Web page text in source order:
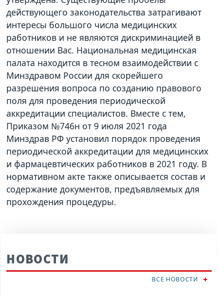
действующего законодательства затрагивают
интересы большого числа медицинских
работников и не являются дискриминацией в
отношении Вас. Национальная медицинская
палата находится в тесном взаимодействии с
Минздравом России для скорейшего
разрешения вопроса по созданию правового
поля для проведения периодической
аккредитации специалистов. Вместе с тем,
Приказом №746н от 9 июля 2021 года
Минздрав РФ установил порядок проведения
периодической аккредитации для медицинских
и фармацевтических работников в 2021 году. В
нормативном акте также описывается состав и
содержание документов, предъявляемых для
прохождения процедуры.
НОВОСТИ
ВСЕ НОВОСТИ